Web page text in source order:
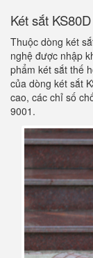
Két sắt
Thuộc dòng két
nghệ được nhập
phẩm két sắt thế
của dòng két sắt
cao, các chỉ số
9001.